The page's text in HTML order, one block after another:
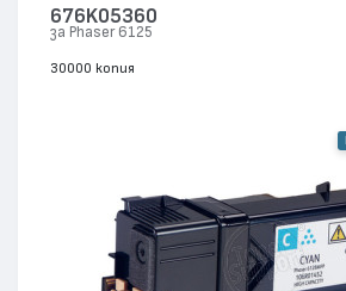
676K05360
за Phaser 6125
30000 копия